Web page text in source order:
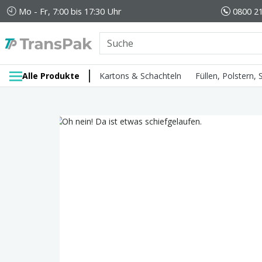
Mo - Fr, 7:00 bis 17:30 Uhr 0800
Alle Produkte Kartons & Schachteln Füllen, Polstern,